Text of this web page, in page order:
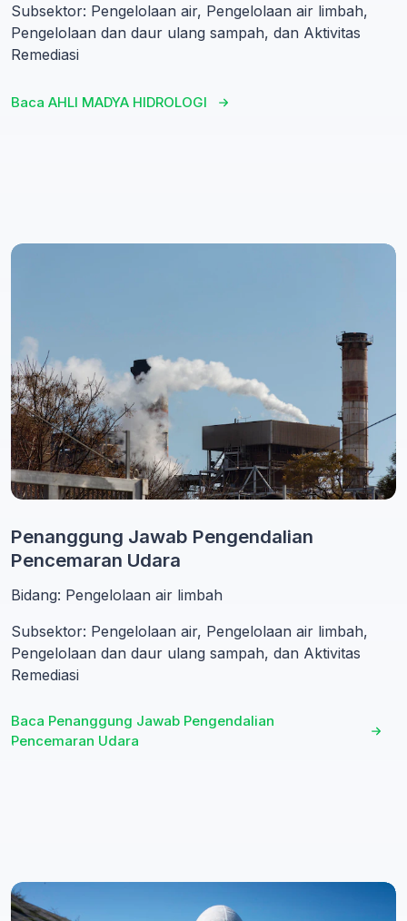
Subsektor: Pengelolaan air, Pengelolaan air limbah,
Pengelolaan dan daur ulang sampah, dan Aktivitas
Remediasi
Baca AHLI MADYA HIDROLOGI
Penanggung Jawab Pengendalian
Pencemaran Udara
Bidang: Pengelolaan air limbah
Subsektor: Pengelolaan air, Pengelolaan air limbah,
Pengelolaan dan daur ulang sampah, dan Aktivitas
Remediasi
Baca Penanggung Jawab Pengendalian
Pencemaran Udara